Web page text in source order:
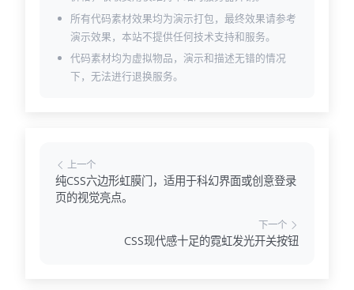
所有代码素材效果均为演示打包，最终效果请参考
演示效果，本站不提供任何技术支持和服务。
代码素材均为虚拟物品，演示和描述无错的情况
下，无法进行退换服务。
上一个
纯CSS六边形虹膜门，适用于科幻界面或创意登录
页的视觉亮点。
下一个
CSS现代感十足的霓虹发光开关按钮